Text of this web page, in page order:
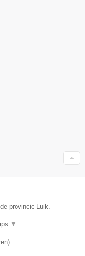
provincie Luik.
▼
)